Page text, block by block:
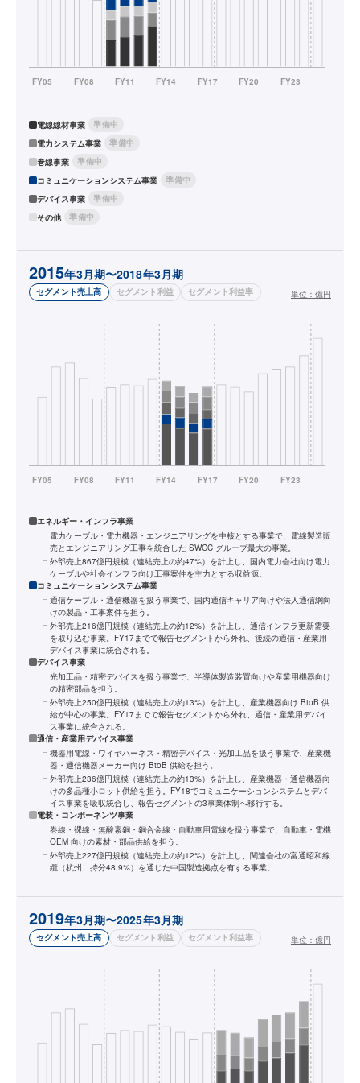
電線線材事業
準備中
電力システム事業
準備中
巻線事業
準備中
コミュニケーションシステム事業
準備中
デバイス事業
準備中
その他
準備中
2015年3月期〜2018年3月期
セグメント売上高 セグメント利益 セグメント利益率 単位： 億円
エネルギー・インフラ事業
電力ケーブル・電力機器・エンジニアリングを中核とする事業で、電線製造販
売とエンジニアリング工事を統合した SWCC グループ最大の事業。
外部売上867億円規模（連結売上の約47%）を計上し、国内電力会社向け電力
ケーブルや社会インフラ向け工事案件を主力とする収益源。
コミュニケーションシステム事業
通信ケーブル・通信機器を扱う事業で、国内通信キャリア向けや法人通信網向
けの製品・工事案件を担う。
外部売上216億円規模（連結売上の約12%）を計上し、通信インフラ更新需要
を取り込む事業。FY17までで報告セグメントから外れ、後続の通信・産業用
デバイス事業に統合される。
デバイス事業
光加工品・精密デバイスを扱う事業で、半導体製造装置向けや産業用機器向け
の精密部品を担う。
外部売上250億円規模（連結売上の約13%）を計上し、産業機器向け BtoB 供
給が中心の事業。FY17までで報告セグメントから外れ、通信・産業用デバイ
ス事業に統合される。
通信・産業用デバイス事業
機器用電線・ワイヤハーネス・精密デバイス・光加工品を扱う事業で、産業機
器・通信機器メーカー向け BtoB 供給を担う。
外部売上236億円規模（連結売上の約13%）を計上し、産業機器・通信機器向
けの多品種小ロット供給を担う。FY18でコミュニケーションシステムとデバ
イス事業を吸収統合し、報告セグメントの3事業体制へ移行する。
電装・コンポーネンツ事業
巻線・裸線・無酸素銅・銅合金線・自動車用電線を扱う事業で、自動車・電機
OEM 向けの素材・部品供給を担う。
外部売上227億円規模（連結売上の約12%）を計上し、関連会社の富通昭和線
纜（杭州、持分48.9%）を通じた中国製造拠点を有する事業。
2019年3月期〜2025年3月期
セグメント売上高 セグメント利益 セグメント利益率 単位： 億円